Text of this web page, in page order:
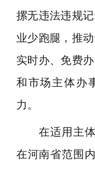
摞无违法违规
业少跑腿，推
实时办、免费
和市场主体办
力。
在适用主体
在河南省范围